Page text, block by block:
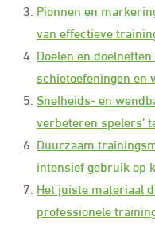
Pionnen en
van effectieve
Doelen en
schietoefeningen en
Snelheids- en
verbeteren spelers’
Duurzaam
intensief gebruik op
Het juiste materiaal
professionele